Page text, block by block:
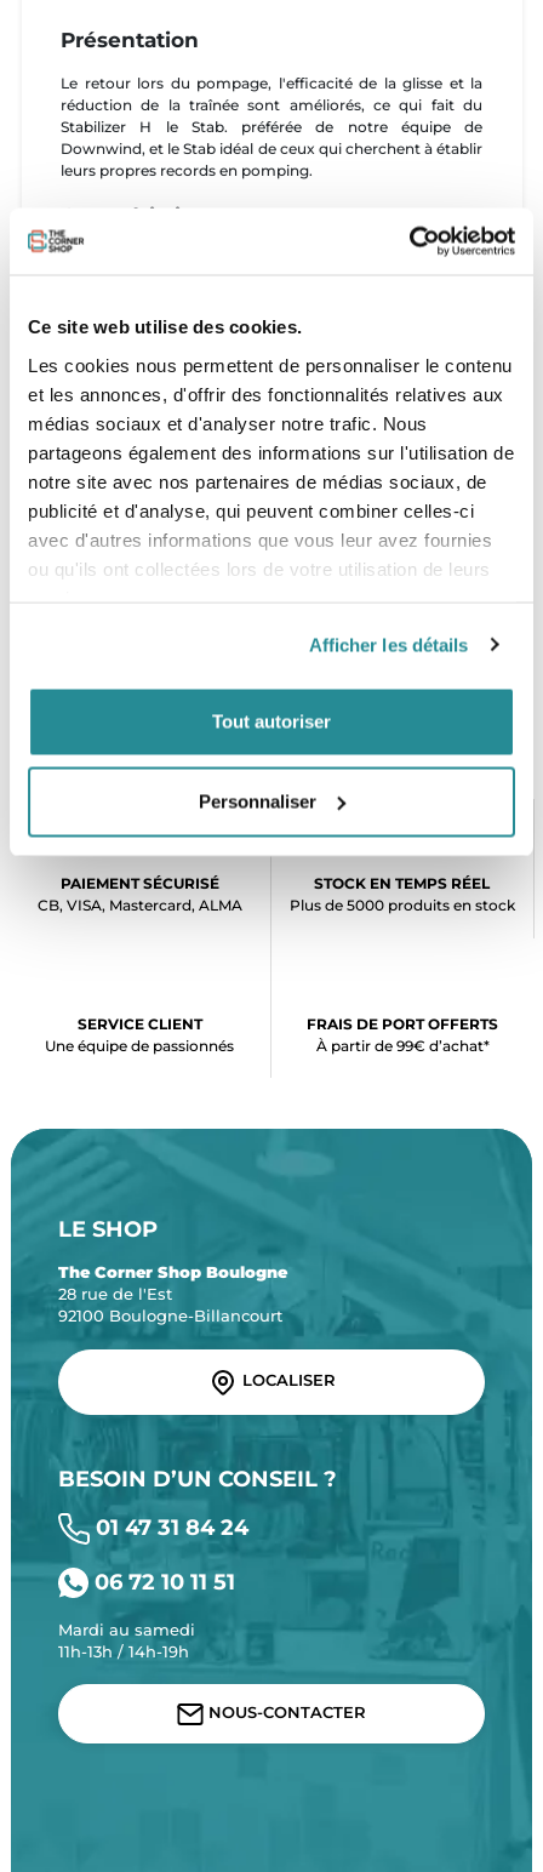
Ce site web utilise des cookies.
Les cookies nous permettent de personnaliser le contenu
et les annonces, d'offrir des fonctionnalités relatives aux
médias sociaux et d'analyser notre trafic. Nous
partageons également des informations sur l'utilisation de
notre site avec nos partenaires de médias sociaux, de
publicité et d'analyse, qui peuvent combiner celles-ci
avec d'autres informations que vous leur avez fournies
ou qu'ils ont collectées lors de votre utilisation de leurs
Afficher les détails
Tout autoriser
Personnaliser
Présentation
Le retour lors du pompage, l'efficacité de la glisse et la
réduction de la traînée sont améliorés, ce qui fait du
Stabilizer H le Stab. préférée de notre équipe de
Downwind, et le Stab idéal de ceux qui cherchent à établir
leurs propres records en pomping.
Caractéristiques
-
: Excellent rapport entre la faible
-Aspect ratio élevé: Profil droit d'aspect ratio élevé
accrues en pomping et en glisse
-Profil spécifique: Profil conçu pour un retour maximal
Tailles
PAIEMENT SÉCURISÉ
CB, VISA, Mastercard, ALMA
STOCK EN TEMPS RÉEL
Plus de 5000 produits en stock
SERVICE CLIENT
Une équipe de passionnés
FRAIS DE PORT OFFERTS
À partir de 99€ d’achat*
LE SHOP
The Corner Shop Boulogne
28 rue de l'Est
92100 Boulogne-Billancourt
LOCALISER
BESOIN D’UN CONSEIL ?
01 47 31 84 24
06 72 10 11 51
Mardi au samedi
11h-13h / 14h-19h
NOUS-CONTACTER